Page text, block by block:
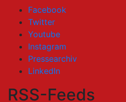
Facebook
Twitter
Youtube
Instagram
Pressearchiv
LinkedIn
RSS-Feeds